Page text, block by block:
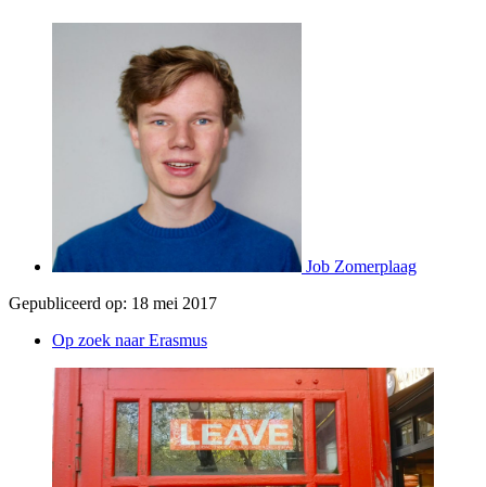
Job Zomerplaag
Gepubliceerd op: 18 mei 2017
Op zoek naar Erasmus